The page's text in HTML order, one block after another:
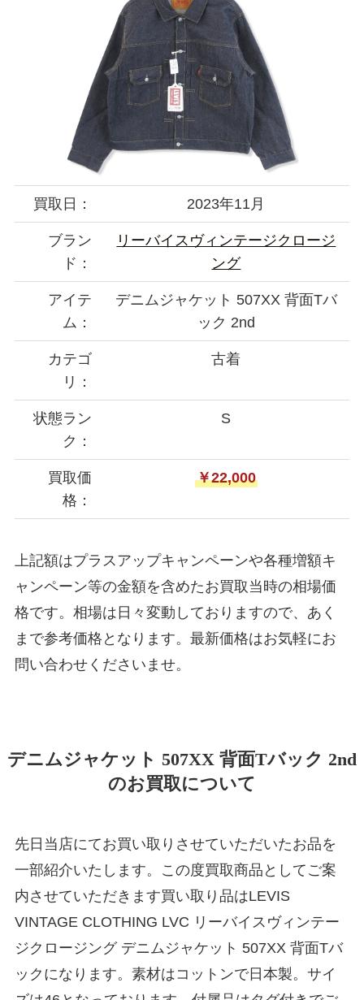
買取日： 2023年11月
ブラン
ド：
リーバイスヴィンテージクロージ
ング
アイテ
ム：
デニムジャケット 507XX 背面Tバ
ック 2nd
カテゴ
リ：
古着
状態ラン
ク：
S
買取価
格：
￥22,000
上記額はプラスアップキャンペーンや各種増額キ
ャンペーン等の金額を含めたお買取当時の相場価
格です。相場は日々変動しておりますので、あく
まで参考価格となります。最新価格はお気軽にお
問い合わせくださいませ。
デニムジャケット 507XX 背面Tバック 2nd
のお買取について
先日当店にてお買い取りさせていただいたお品を
一部紹介いたします。この度買取商品としてご案
内させていただきます買い取り品はLEVIS
VINTAGE CLOTHING LVC リーバイスヴィンテー
ジクロージング デニムジャケット 507XX 背面Tバ
ックになります。素材はコットンで日本製。サイ